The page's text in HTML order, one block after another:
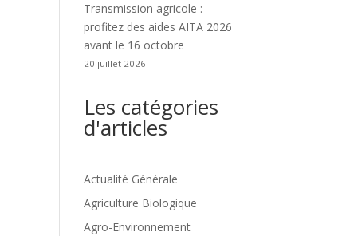
Transmission agricole :
profitez des aides AITA 2026
avant le 16 octobre
20 juillet 2026
Les catégories
d'articles
Actualité Générale
Agriculture Biologique
Agro-Environnement